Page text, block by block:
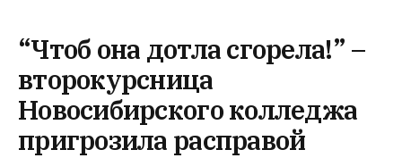
“Чтоб она дотла сгорела!” –
второкурсница
Новосибирского колледжа
пригрозила расправой